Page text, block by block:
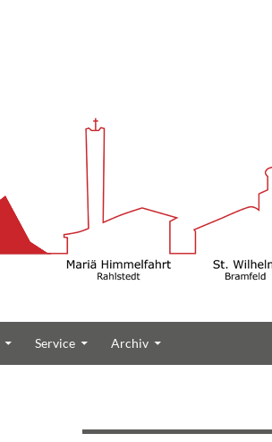
Service Archiv